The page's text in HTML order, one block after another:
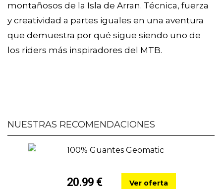
montañosos de la Isla de Arran. Técnica, fuerza
y creatividad a partes iguales en una aventura
que demuestra por qué sigue siendo uno de
los riders más inspiradores del MTB.
NUESTRAS RECOMENDACIONES
100% Guantes Geomatic
20.99 € Ver oferta